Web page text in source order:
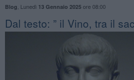
Blog Lunedì 13 Gennaio 2025ore 08:00
​Dal testo: ” il Vino, tra il